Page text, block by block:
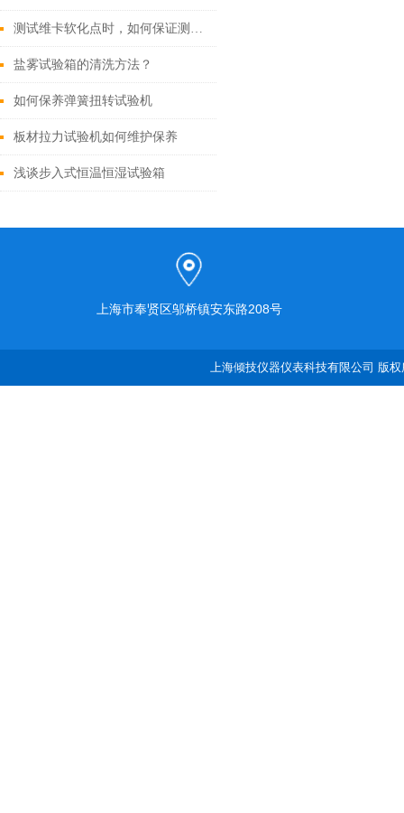
测试维卡软化点时，如何保证测试结果的准确性？
盐雾试验箱的清洗方法？
如何保养弹簧扭转试验机
板材拉力试验机如何维护保养
浅谈步入式恒温恒湿试验箱
上海市奉贤区邬桥镇安东路208号
上海倾技仪器仪表科技有限公司 版